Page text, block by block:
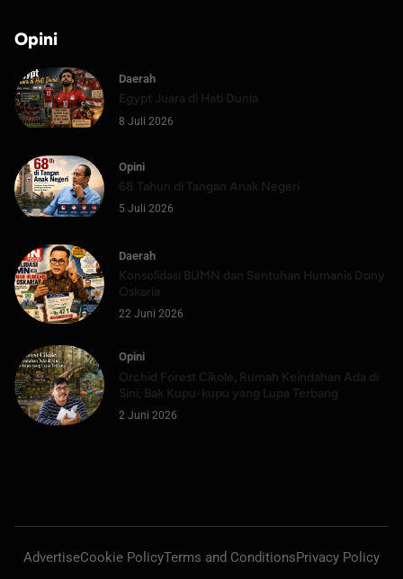
Opini
Daerah
Egypt Juara di Hati Dunia
8 Juli 2026
Opini
68 Tahun di Tangan Anak Negeri
5 Juli 2026
Daerah
Konsolidasi BUMN dan Sentuhan Humanis Dony
Oskaria
22 Juni 2026
Opini
Orchid Forest Cikole, Rumah Keindahan Ada di
Sini, Bak Kupu-kupu yang Lupa Terbang
2 Juni 2026
AdvertiseCookie PolicyTerms and ConditionsPrivacy Policy